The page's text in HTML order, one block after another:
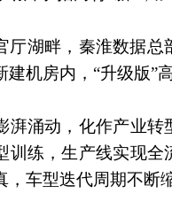
厅湖畔，秦淮数据
建机房内，“升级版”
湃涌动，化作产业
训练，生产线实现
，车型迭代周期不